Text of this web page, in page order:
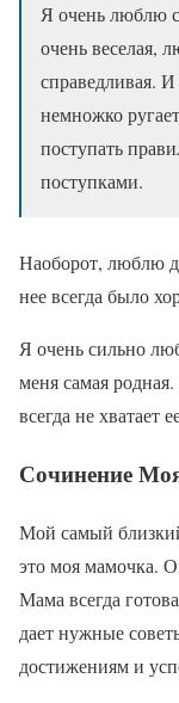
Я очень люблю
очень веселая,
справедливая.
немножко
поступать
поступками.
Наоборот, люблю
нее всегда было
Я очень сильно
меня самая
всегда не хватает
Сочинение
Мой самый
это моя мамочка.
Мама всегда
дает нужные
достижениям и